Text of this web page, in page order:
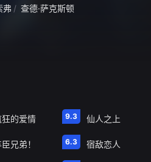
弗
查德·萨克斯顿
狂的爱情 9.3 仙人之上
兄弟！ 6.3
第4集
宿敌恋人
第14集